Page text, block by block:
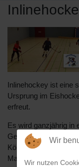
Inlinehockey ist eine
Ursprung im
erfreut.
Es wird ganzjährig in
Geschwindigkeit der
Körpereinsatz stellt
Mannschaftssportart
Wir
Wir nutzen